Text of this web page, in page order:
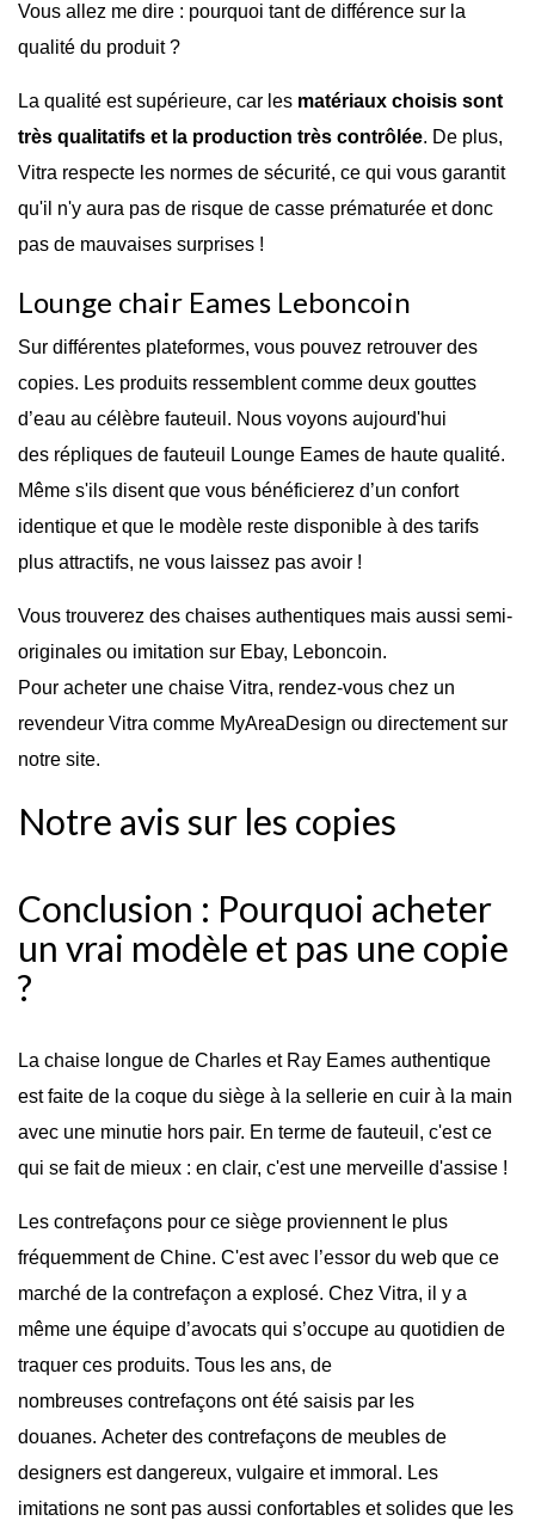
Vous allez me dire : pourquoi tant de différence sur la
qualité du produit ?
La qualité est supérieure, car les matériaux choisis sont
très qualitatifs et la production très contrôlée. De plus,
Vitra respecte les normes de sécurité, ce qui vous garantit
qu'il n'y aura pas de risque de casse prématurée et donc
pas de mauvaises surprises !
Lounge chair Eames Leboncoin
Sur différentes plateformes, vous pouvez retrouver des
copies. Les produits ressemblent comme deux gouttes
d’eau au célèbre fauteuil. Nous voyons aujourd'hui
des répliques de fauteuil Lounge Eames de haute qualité.
Même s'ils disent que vous bénéficierez d’un confort
identique et que le modèle reste disponible à des tarifs
plus attractifs, ne vous laissez pas avoir !
Vous trouverez des chaises authentiques mais aussi semi-
originales ou imitation sur Ebay, Leboncoin.
Pour acheter une chaise Vitra, rendez-vous chez un
revendeur Vitra comme MyAreaDesign ou directement sur
notre site.
Notre avis sur les copies
Conclusion : Pourquoi acheter
un vrai modèle et pas une copie
?
La chaise longue de Charles et Ray Eames authentique
est faite de la coque du siège à la sellerie en cuir à la main
avec une minutie hors pair. En terme de fauteuil, c'est ce
qui se fait de mieux : en clair, c'est une merveille d'assise !
Les contrefaçons pour ce siège proviennent le plus
fréquemment de Chine. C'est avec l’essor du web que ce
marché de la contrefaçon a explosé. Chez Vitra, il y a
même une équipe d’avocats qui s’occupe au quotidien de
traquer ces produits. Tous les ans, de
nombreuses contrefaçons ont été saisis par les
douanes. Acheter des contrefaçons de meubles de
designers est dangereux, vulgaire et immoral. Les
imitations ne sont pas aussi confortables et solides que les